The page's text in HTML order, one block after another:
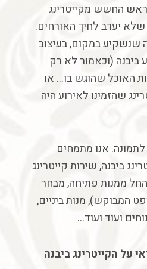
החשש מקייטרינג
שלא יערב לחיך האורחים.
שנשקיעבמקום,בעיצוב
ביבנה (וכאמור לא רק
האוכל שהוגש בו… או
שהזמינו לאירוע היה
לתמונה. אנו מתמחים
ביבנה,שירות קייטרינג
החל ממנות פתיחה,מבחר
המבוקש),מנותביניים,
ועוד ועוד…
על הקייטרינגביבנה